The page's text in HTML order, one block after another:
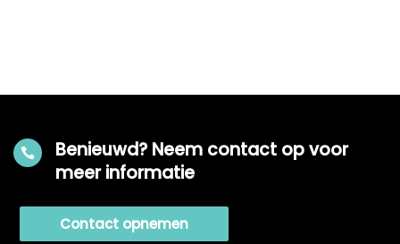

Benieuwd? Neem contact op voor
meer informatie
Contact opnemen